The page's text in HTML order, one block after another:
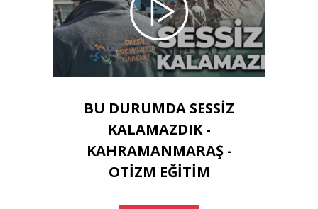
BU DURUMDA SESSİZ
KALAMAZDIK -
KAHRAMANMARAŞ -
OTİZM EĞİTİM